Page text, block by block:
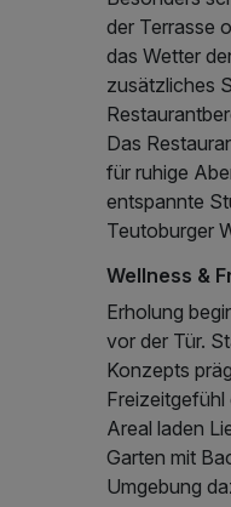
der Terrasse
das Wetter
zusätzliches
Das
für ruhige
entspannte
Teutoburger
Wellness &
Erholung
vor der Tür.
Konzepts
Areal laden
Garten mit
Umgebung